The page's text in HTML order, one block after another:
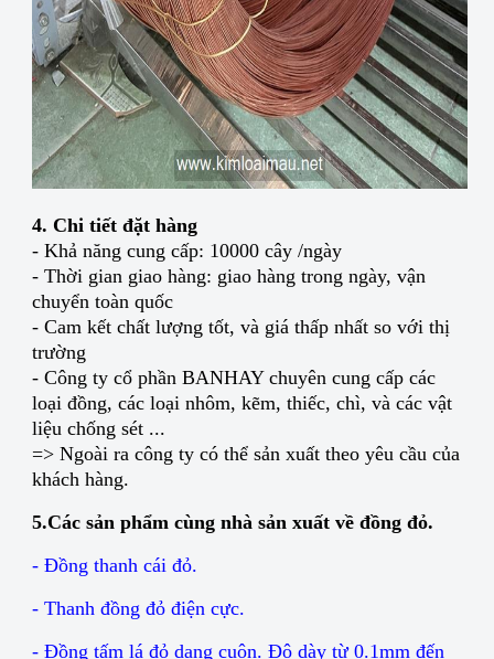
4. Chi tiết đặt hàng
- Khả năng cung cấp: 10000 cây /ngày
- Thời gian giao hàng: giao hàng trong ngày, vận
chuyển toàn quốc
- Cam kết chất lượng tốt, và giá thấp nhất so với thị
trường
- Công ty cổ phần BANHAY chuyên cung cấp các
loại đồng, các loại nhôm, kẽm, thiếc, chì, và các vật
liệu chống sét ...
=> Ngoài ra công ty có thể sản xuất theo yêu cầu của
khách hàng.
5.Các sản phẩm cùng nhà sản xuất về đồng đỏ.
- Đồng thanh cái đỏ.
- Thanh đồng đỏ điện cực.
- Đồng tấm lá đỏ dạng cuộn. Độ dày từ 0.1mm đến